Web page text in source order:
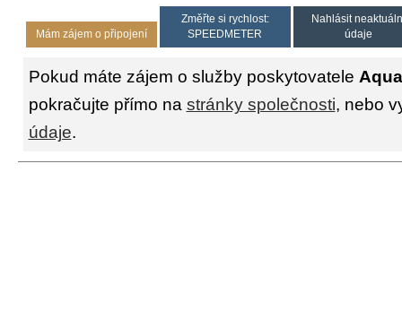
Mám zájem o připojení
Změřte si rychlost:
SPEEDMETER
Nahlásit
údaje
Pokud máte zájem o služby poskytovatele
pokračujte přímo na stránky společnosti, nebo
údaje.